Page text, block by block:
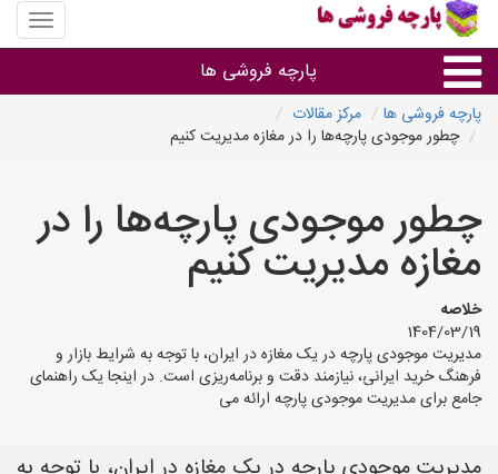
منوی
سایت
فروشی
پارچه فروشی ها
پارچه براساس جنس
پارچه براساس رنگ طرح و کاربرد
پارچه فروشی های هر شهر
پارچه فروشی ها
مرکز مقالات
چطور موجودی پارچه‌ها را در مغازه مدیریت کنیم
چطور موجودی پارچه‌ها را در
مغازه مدیریت کنیم
خلاصه
1404/03/19
مدیریت موجودی پارچه در یک مغازه در ایران، با توجه به شرایط بازار و
فرهنگ خرید ایرانی، نیازمند دقت و برنامه‌ریزی است. در اینجا یک راهنمای
جامع برای مدیریت موجودی پارچه ارائه می‌